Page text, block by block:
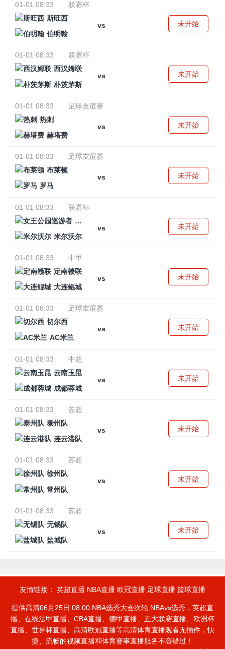
01-01 08:33
联赛杯
斯旺西
vs
伯明翰
未开始
01-01 08:33
联赛杯
西汉姆联
vs
朴茨茅斯
未开始
01-01 08:33
足球友谊赛
热刺
vs
赫塔费
未开始
01-01 08:33
足球友谊赛
布莱顿
vs
罗马
未开始
01-01 08:33
联赛杯
女王公园巡游者
vs
米尔沃尔
未开始
01-01 08:33
中甲
定南赣联
vs
大连鲲城
未开始
01-01 08:33
足球友谊赛
切尔西
vs
AC米兰
未开始
01-01 08:33
中超
云南玉昆
vs
成都蓉城
未开始
01-01 08:33
苏超
泰州队
vs
连云港队
未开始
01-01 08:33
苏超
徐州队
vs
常州队
未开始
01-01 08:33
苏超
无锡队
vs
盐城队
未开始
友情链接： 英超直播 NBA直播 欧冠直播 足球直播 篮球直播
提供高清06月25日 08:00 NBA选秀大会次轮 NBAvs选秀，英超直
播、在线法甲直播、CBA直播、德甲直播、五大联赛直播、欧洲杯
直播、世界杯直播、高清欧冠直播等高清体育直播观看无插件，快
捷、流畅的视频直播和体育赛事直播服务不容错过！